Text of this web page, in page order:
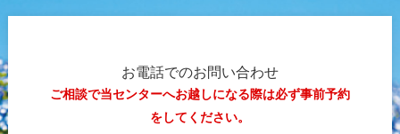
員12名の建設会社が実践する定着支援
頼らない採用を実現した農業法人の仕組み
外国人材の受入体制づくり｜契約書から評価制度ま
お電話でのお問い合わせ
ご相談で当センターへお越しになる際は必ず事前予約
をしてください。